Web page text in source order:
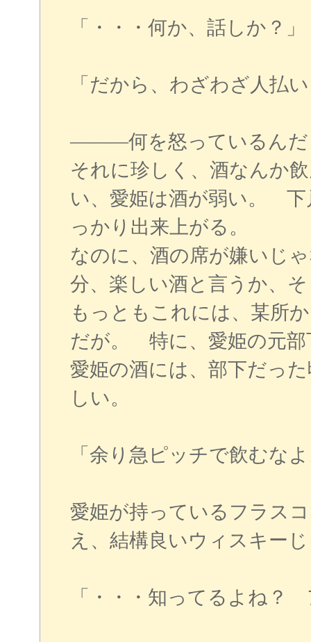
「・・・何か、話しか？」
「だから、わざわざ人払
―――何を怒っているん
それに珍しく、酒なんか
い、愛姫は酒が弱い。 下
っかり出来上がる。
なのに、酒の席が嫌いじ
分、楽しい酒と言うか、
もっともこれには、某所
だが。 特に、愛姫の元
愛姫の酒には、部下だっ
しい。
「余り急ピッチで飲むな
愛姫が持っているフラス
え、結構良いウィスキー
「・・・知ってるよね？